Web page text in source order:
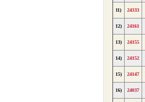
11) 24333
12) 24161
13) 24155
14) 24152
15) 24147
16) 24037